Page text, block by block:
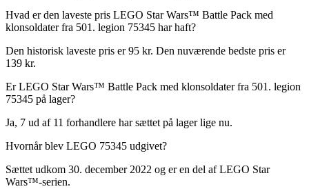
Hvad er den laveste pris LEGO Star Wars™ Battle Pack med
klonsoldater fra 501. legion 75345 har haft?
Den historisk laveste pris er 95 kr. Den nuværende bedste pris er
139 kr.
Er LEGO Star Wars™ Battle Pack med klonsoldater fra 501. legion
75345 på lager?
Ja, 7 ud af 11 forhandlere har sættet på lager lige nu.
Hvornår blev LEGO 75345 udgivet?
Sættet udkom 30. december 2022 og er en del af LEGO Star
Wars™-serien.